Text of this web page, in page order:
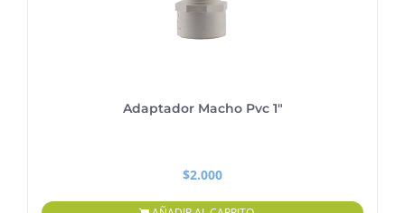
Adaptador Macho Pvc 1″
$2.000